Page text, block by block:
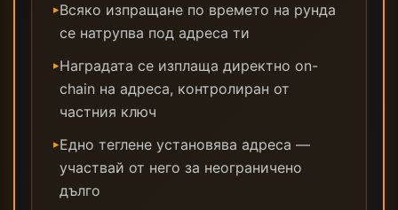
▸Всяко изпращане по времето на рунда
се натрупва под адреса ти
▸Наградата се изплаща директно on-
chain на адреса, контролиран от
частния ключ
▸Едно теглене установява адреса —
участвай от него за неограничено
дълго